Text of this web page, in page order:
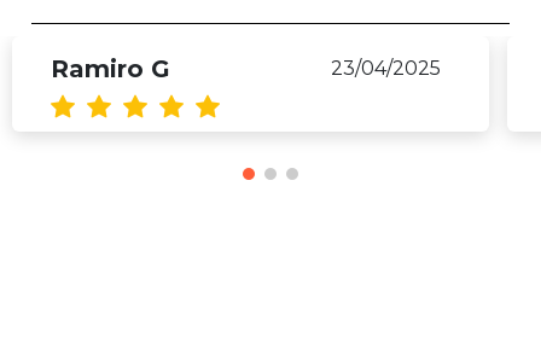
Ramiro G 23/04/2025